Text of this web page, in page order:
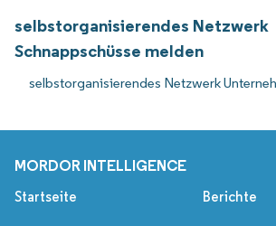
selbstorganisierendes Netzwerk
Schnappschüsse melden
selbstorganisierendes Netzwerk
MORDOR INTELLIGENCE
Startseite Berichte